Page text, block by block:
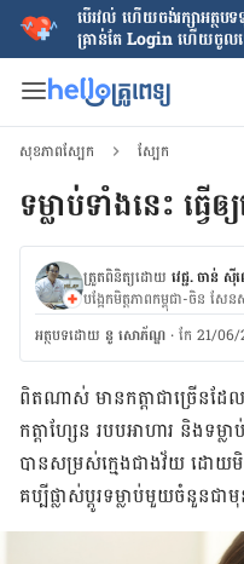
បើរវល់ ហើយចង់​រក្សាអត្ថ
គ្រាន់តែ​ Login ហើយចូល
សុខភាពស្បែក ស្បែក
ទម្លាប់​ទាំង​នេះ ធ្វ
ត្រួតពិនិត្យដោយ វេជ្ជ. ចាន់
បង្អែកមិត្តភាពកម្ពុជា-ចិន សែ
អត្ថបទ​ដោយ នូ សោភ័ណ្ឌ ·កែ 21/
ពិត​ណាស់​ មាន​កត្តា​ជា​ច្រើន​ដែល​
កត្តា​ហ្សែន របប​អាហារ​ និង​ទម្
បាន​សម្រស់​ក្មេង​ជាង​វ័យ​ ដោយ​
គប្បី​ផ្លាស់ប្ដូរ​ទម្លាប់​មួយ​ចំនួន​ជ